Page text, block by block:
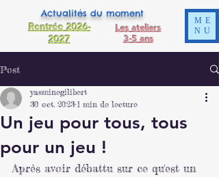
ME
NU
Rentrée 2026-
2027
Actualités du moment
Les ateliers
3-5 ans
Post
Un jeu pour tous, tous
pour un jeu !
yasminegilibert
30 oct. 2023 1 min de lecture
Après avoir débattu sur ce qu'est un